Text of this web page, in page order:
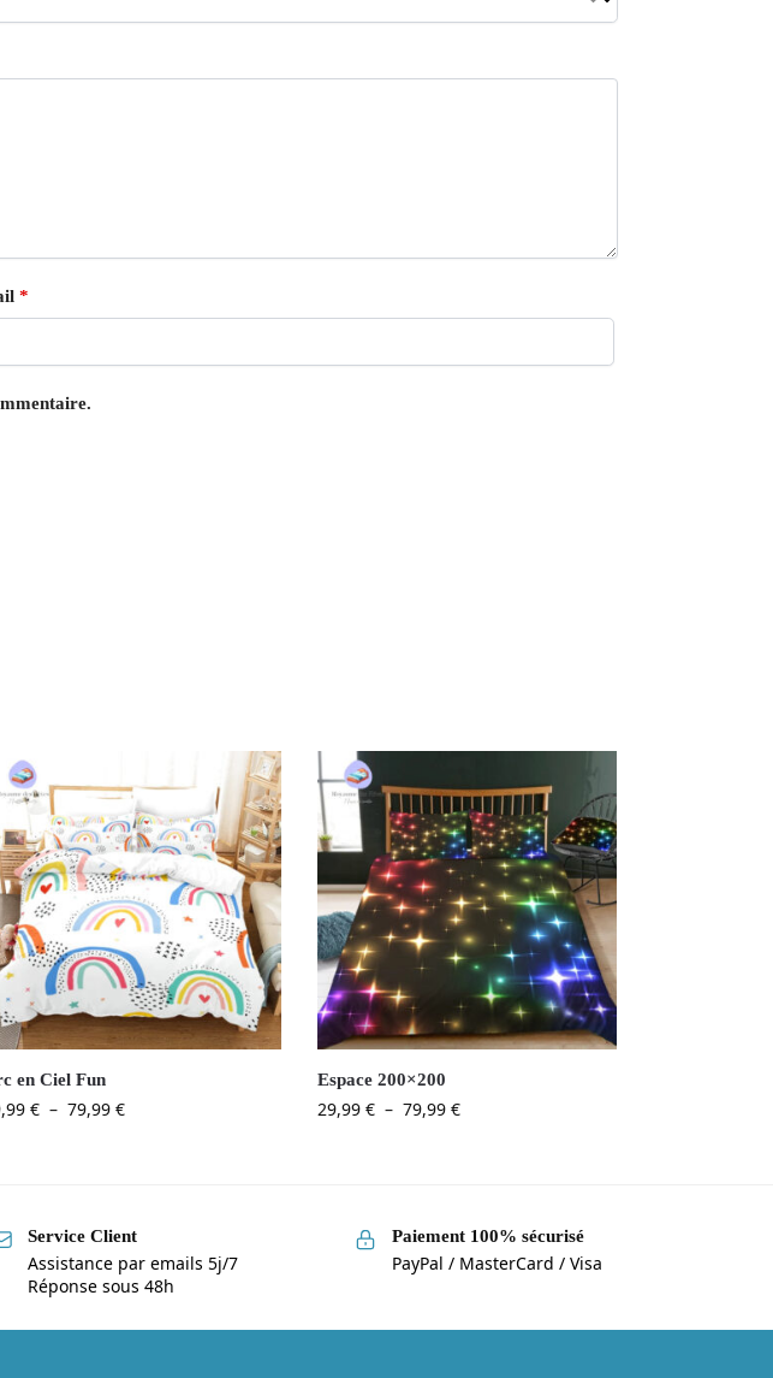
*
en Ciel Fun
€ – 79,99€
Espace 200×200
29,99€ – 79,99€
Service Client
Assistance par emails 5j/7
Réponse sous 48h
Paiement 100% sécurisé
PayPal / MasterCard / Visa